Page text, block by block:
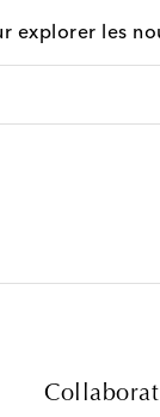
explorer les